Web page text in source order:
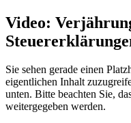
Video:
Sie sehen gerade einen
eigentlichen Inhalt
unten. Bitte beachten Sie,
weitergegeben werden.